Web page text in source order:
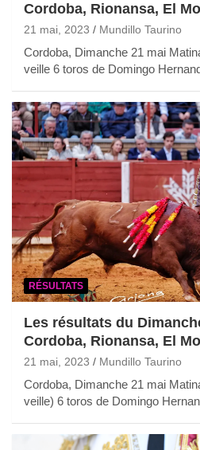
Cordoba, Rionansa, El
21 mai, 2023 Mundillo Taurino
Cordoba, Dimanche 21 mai
veille 6 toros de Domingo
RÉSULTATS
Les résultats du
Cordoba, Rionansa, El
21 mai, 2023 Mundillo Taurino
Cordoba, Dimanche 21 mai
veille) 6 toros de Domingo